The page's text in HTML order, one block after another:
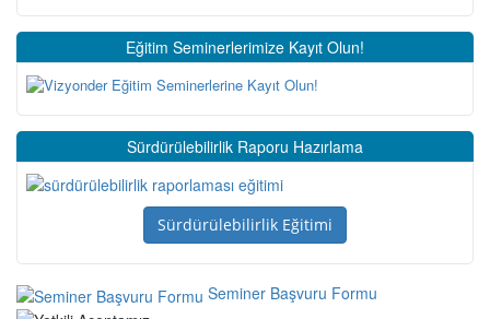
Eğitim Seminerlerimize Kayıt Olun!
Sürdürülebilirlik Raporu Hazırlama
Sürdürülebilirlik Eğitimi
Seminer Başvuru Formu